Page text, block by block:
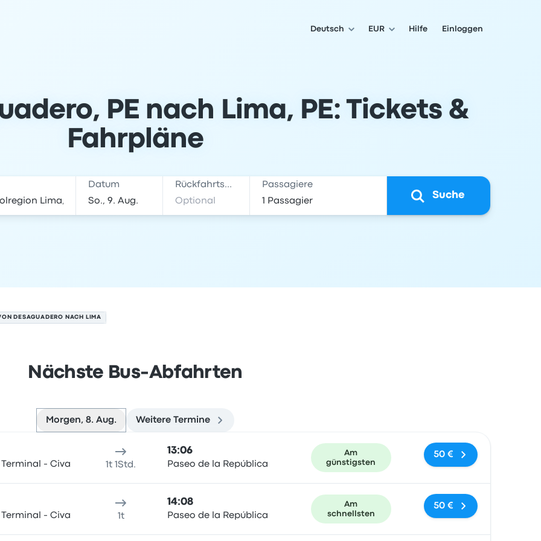
Deutsch EUR Hilfe Einloggen
PE nach Lima, PE: Tickets &
Fahrpläne
Datum Rückfahrtsdatum Passagiere
Suche
DESAGUADERO NACH LIMA
Nächste Bus-Abfahrten
Morgen, 8. Aug. Weitere Termine
- Civa 1t 1Std.
13:06
Paseo de la República
Am
günstigsten
50 €
- Civa 1t
14:08
Paseo de la República
Am
schnellsten
50 €